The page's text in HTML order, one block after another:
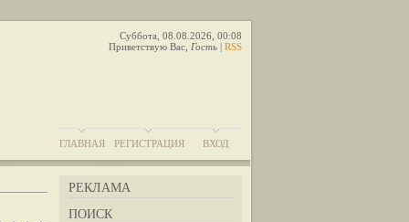
Суббота, 08.08.2026, 00:08
Приветствую Вас Гость | RSS
ГЛАВНАЯ РЕГИСТРАЦИЯ ВХОД
РЕКЛАМА
ПОИСК